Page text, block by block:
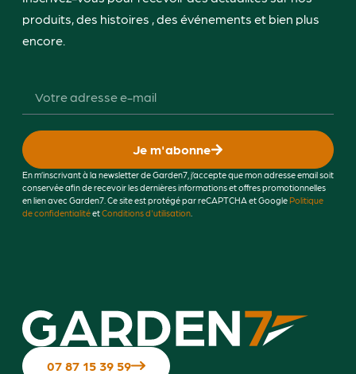
produits, des histoires , des événements et bien plus
encore.
Je m'abonne
En m’inscrivant à la newsletter de Garden7, j’accepte que mon adresse email soit
conservée afin de recevoir les dernières informations et offres promotionnelles
en lien avec Garden7. Ce site est protégé par reCAPTCHA et GooglePolitique
de confidentialitéetConditions d'utilisation.
07 87 15 39 59